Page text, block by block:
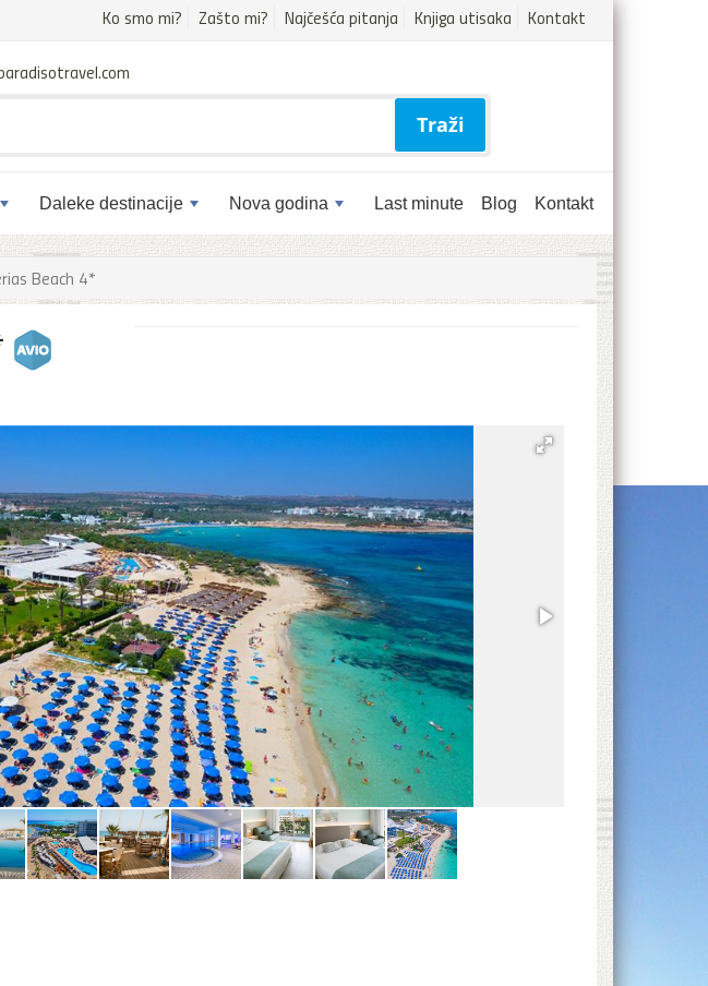
Ko smo mi? Zašto mi? Najčešća pitanja Knjiga utisaka Kontakt
Daleke destinacije Nova godina Last minute Blog Kontakt
Traži
Beach 4*